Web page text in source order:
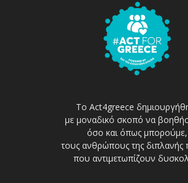
Το Act4greece
με μοναδικό σκοπό να
όσο και όπως μπορούμε,
τους ανθρώπους της διπλανής
που αντιμετωπίζουν